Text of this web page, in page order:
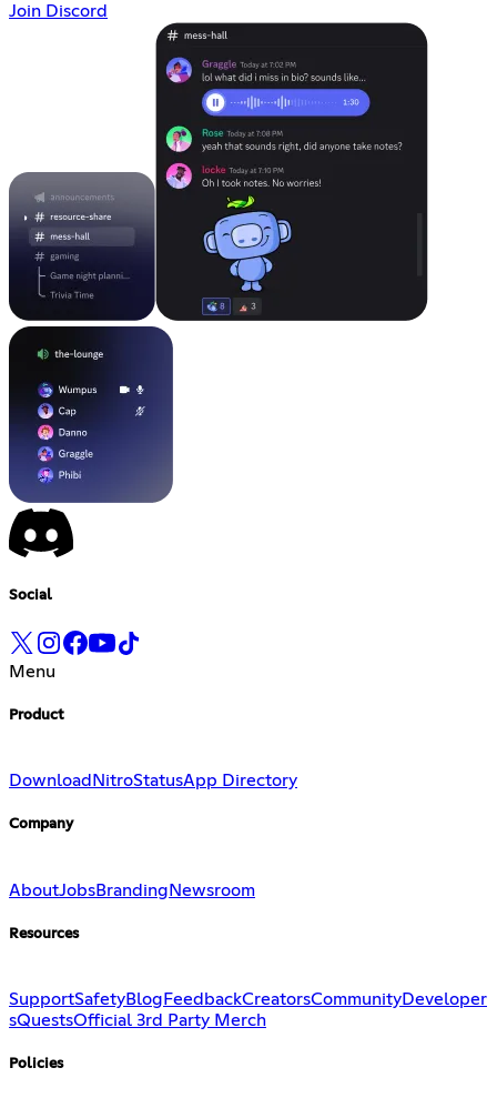
Join Discord
Social
Menu
Product
Download NitroStatusApp Directory
Company
AboutJobsBranding Newsroom
Resources
SupportSafetyBlog FeedbackCreatorsCommunityDeveloper
sQuestsOfficial 3rd Party Merch
Policies